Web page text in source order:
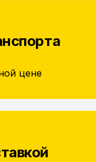
цене